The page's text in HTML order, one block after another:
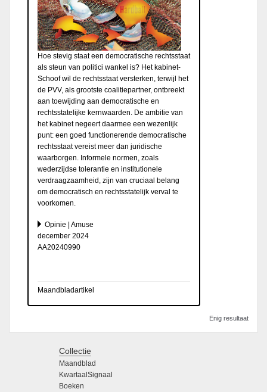
Hoe stevig staat een democratische rechtsstaat
als steun van politici wankel is? Het kabinet-
Schoof wil de rechtsstaat versterken, terwijl het
de PVV, als grootste coalitiepartner, ontbreekt
aan toewijding aan democratische en
rechtsstatelijke kernwaarden. De ambitie van
het kabinet negeert daarmee een wezenlijk
punt: een goed functionerende democratische
rechtsstaat vereist meer dan juridische
waarborgen. Informele normen, zoals
wederzijdse tolerantie en institutionele
verdraagzaamheid, zijn van cruciaal belang
om democratisch en rechtsstatelijk verval te
voorkomen.
Opinie | Amuse
december 2024
AA20240990
Maandbladartikel
Enig resultaat
Collectie
Maandblad
KwartaalSignaal
Boeken